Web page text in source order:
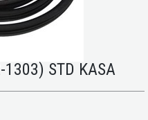
STD KASA